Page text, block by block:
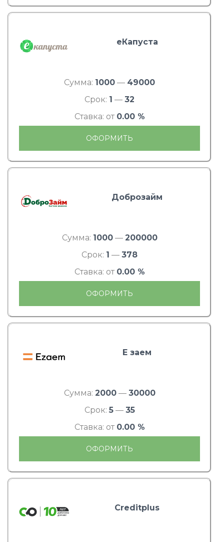
еКапуста
Сумма: 1000 — 49000
Срок: 1 — 32
Ставка: от 0.00 %
ОФОРМИТЬ
Доброзайм
Сумма: 1000— 200000
Срок: 1 — 378
Ставка: от 0.00 %
ОФОРМИТЬ
Е заем
Сумма: 2000— 30000
Срок: 5— 35
Ставка: от 0.00 %
ОФОРМИТЬ
Creditplus